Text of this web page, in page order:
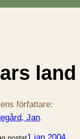
land
författare:
Jan.
postat1 jan 2004